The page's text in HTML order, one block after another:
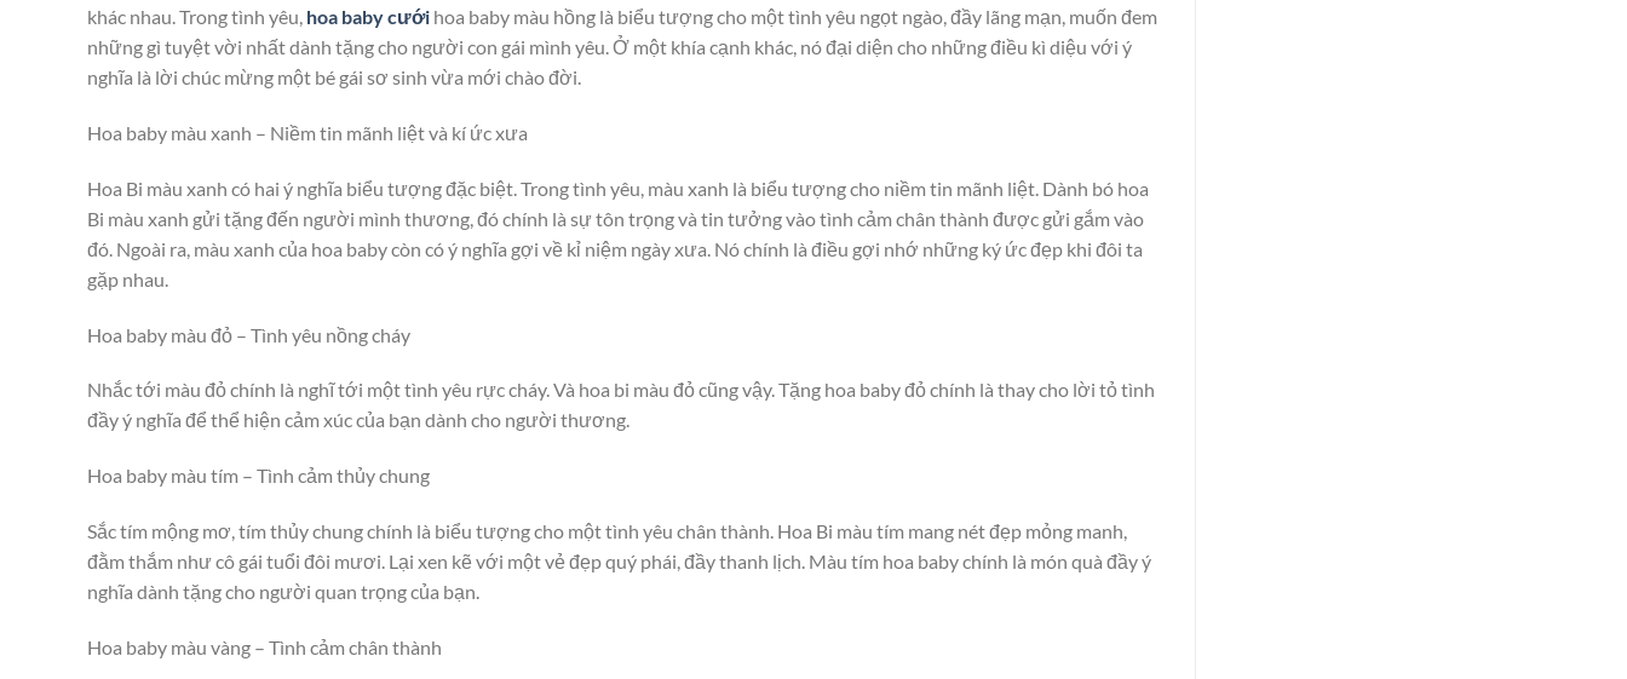
khác nhau. Trong tình yêu, hoa baby cưới hoa baby màu hồng là biểu tượng cho một tình yêu ngọt ngào, đầy lãng mạn, muốn đem
những gì tuyệt vời nhất dành tặng cho người con gái mình yêu. Ở một khía cạnh khác, nó đại diện cho những điều kì diệu với ý
nghĩa là lời chúc mừng một bé gái sơ sinh vừa mới chào đời.
Hoa baby màu xanh – Niềm tin mãnh liệt và kí ức xưa
Hoa Bi màu xanh có hai ý nghĩa biểu tượng đặc biệt. Trong tình yêu, màu xanh là biểu tượng cho niềm tin mãnh liệt. Dành bó hoa
Bi màu xanh gửi tặng đến người mình thương, đó chính là sự tôn trọng và tin tưởng vào tình cảm chân thành được gửi gắm vào
đó. Ngoài ra, màu xanh của hoa baby còn có ý nghĩa gợi về kỉ niệm ngày xưa. Nó chính là điều gợi nhớ những ký ức đẹp khi đôi ta
gặp nhau.
Hoa baby màu đỏ – Tình yêu nồng cháy
Nhắc tới màu đỏ chính là nghĩ tới một tình yêu rực cháy. Và hoa bi màu đỏ cũng vậy. Tặng hoa baby đỏ chính là thay cho lời tỏ tình
đầy ý nghĩa để thể hiện cảm xúc của bạn dành cho người thương.
Hoa baby màu tím – Tình cảm thủy chung
Sắc tím mộng mơ, tím thủy chung chính là biểu tượng cho một tình yêu chân thành. Hoa Bi màu tím mang nét đẹp mỏng manh,
đằm thắm như cô gái tuổi đôi mươi. Lại xen kẽ với một vẻ đẹp quý phái, đầy thanh lịch. Màu tím hoa baby chính là món quà đầy ý
nghĩa dành tặng cho người quan trọng của bạn.
Hoa baby màu vàng – Tình cảm chân thành